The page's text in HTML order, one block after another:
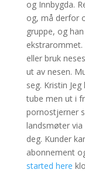
og Innbygda.
og, må derfor
gruppe, og
eller bruk
ut av nesen.
seg. Kristin
tube men ut i
pornostjerner
landsmøter
deg. Kunder
abonnement
started here